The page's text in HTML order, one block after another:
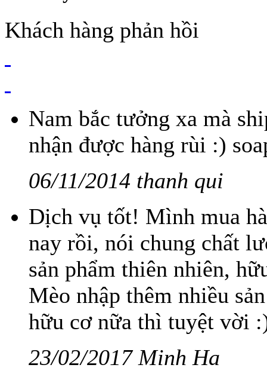
Khách hàng phản hồi
Nam bắc tưởng xa mà
nhận được hàng rùi :)
06/11/2014 thanh qui
Dịch vụ tốt! Mình mua
nay rồi, nói chung chất
sản phẩm thiên nhiên,
Mèo nhập thêm nhiều
hữu cơ nữa thì tuyệt vời
23/02/2017 Minh Ha